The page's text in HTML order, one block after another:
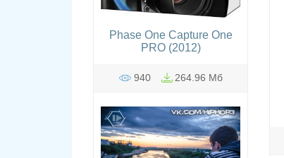
Phase One Capture One
PRO (2012)
940 264.96 Мб